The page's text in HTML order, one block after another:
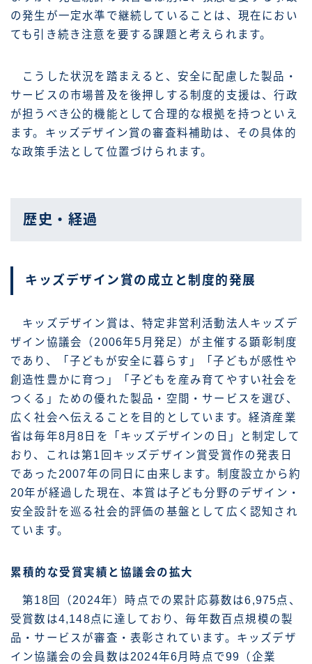
の発生が一定水準で継続していることは、現在におい
ても引き続き注意を要する課題と考えられます。
こうした状況を踏まえると、安全に配慮した製品・
サービスの市場普及を後押しする制度的支援は、行政
が担うべき公的機能として合理的な根拠を持つといえ
ます。キッズデザイン賞の審査料補助は、その具体的
な政策手法として位置づけられます。
歴史・経過
キッズデザイン賞の成立と制度的発展
キッズデザイン賞は、特定非営利活動法人キッズデ
ザイン協議会（2006年5月発足）が主催する顕彰制度
であり、「子どもが安全に暮らす」「子どもが感性や
創造性豊かに育つ」「子どもを産み育てやすい社会を
つくる」ための優れた製品・空間・サービスを選び、
広く社会へ伝えることを目的としています。経済産業
省は毎年8月8日を「キッズデザインの日」と制定して
おり、これは第1回キッズデザイン賞受賞作の発表日
であった2007年の同日に由来します。制度設立から約
20年が経過した現在、本賞は子ども分野のデザイン・
安全設計を巡る社会的評価の基盤として広く認知され
ています。
累積的な受賞実績と協議会の拡大
第18回（2024年）時点での累計応募数は6,975点、
受賞数は4,148点に達しており、毎年数百点規模の製
品・サービスが審査・表彰されています。キッズデザ
イン協議会の会員数は2024年6月時点で99（企業